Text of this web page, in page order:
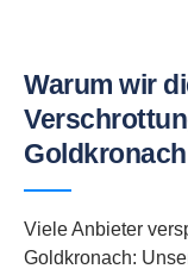
Warum wir
Viele Anbieter
Goldkronach: